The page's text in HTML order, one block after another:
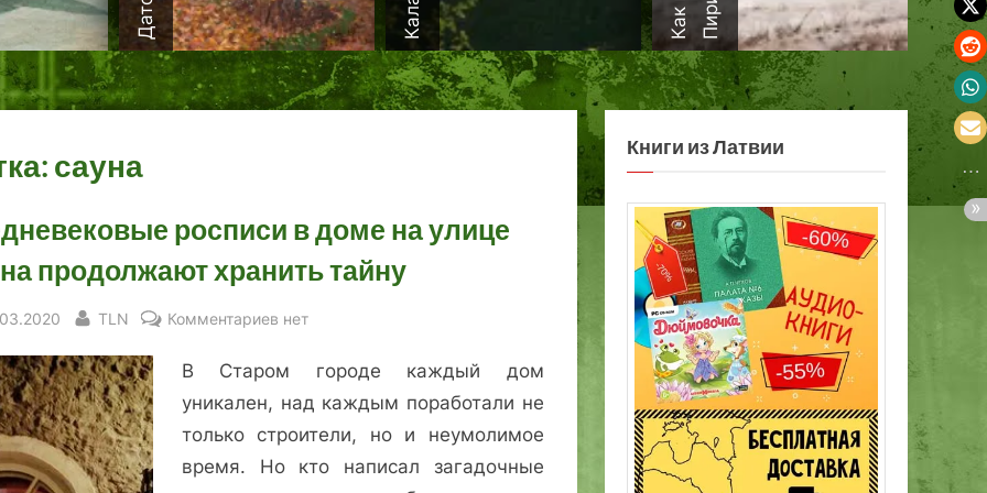
сауна
росписи в доме на улице
продолжают хранить тайну
By
TLN Комментариев к
Средневековые
росписи
в
нет
В Старом городе каждый дом
уникален, над каждым поработали не
только строители, но и неумолимое
время. Но кто написал загадочные
Книги из Латвии